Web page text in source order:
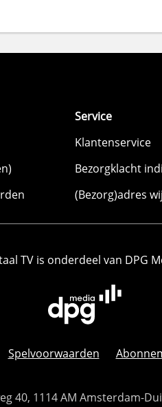
Service
Klantenservice
Bezorgklacht
(Bezorg)adres
TV is onderdeel van DPG
Spelvoorwaarden
40, 1114 AM Amsterdam-